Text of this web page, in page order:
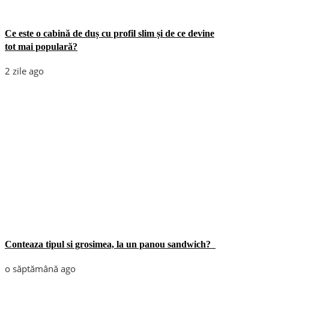
Ce este o cabină de duș cu profil slim și de ce devine
tot mai populară?
2 zile ago
Conteaza tipul si grosimea, la un panou sandwich?
o săptămână ago